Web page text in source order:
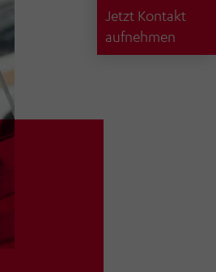
Jetzt Kontakt
aufnehmen